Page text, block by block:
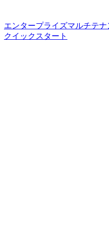
エンタープライズマルチテナ
クイックスタート